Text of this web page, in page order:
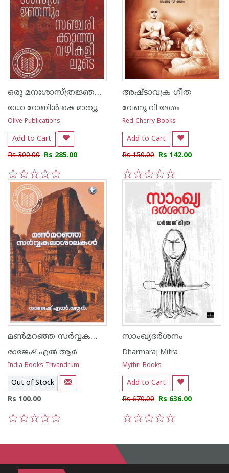
ഒരു മനഃശാസ്ത്രജ്ഞനും സഞ്ചരിക്കാത്ത വഴികളിലൂടെ
ഡോ റോബിന്‍ കെ മാത്യു
Olive Publications
Add to Cart
Rs 300.00 Rs 285.00
5
4
3
2
1
അഷ്‌ടാവക്ര ഗീത
വേണു വി ദേശം
Red Cherry Books
Add to Cart
Rs 150.00 Rs 142.00
5
4
മൺമറഞ്ഞ സർവ്വകലാശാലകൾ
രാജേഷ് എല്‍ ആര്‍
India Books Trivandrum
Out of Stock
Rs 100.00
സാംഖ്യദർശനം
Dharmaraj Mitra
Mythri Books
Add to Cart
Rs 670.00 Rs 636.00